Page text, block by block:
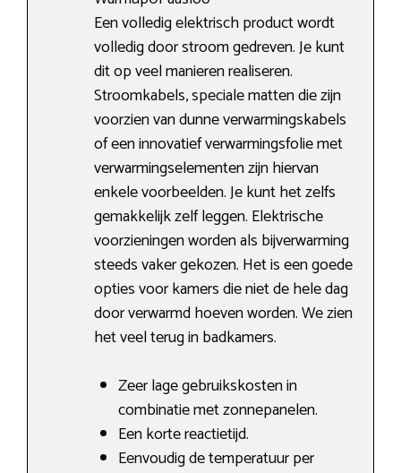
Een volledig elektrisch product wordt
volledig door stroom gedreven. Je kunt
dit op veel manieren realiseren.
Stroomkabels, speciale matten die zijn
voorzien van dunne verwarmingskabels
of een innovatief verwarmingsfolie met
verwarmingselementen zijn hiervan
enkele voorbeelden. Je kunt het zelfs
gemakkelijk zelf leggen. Elektrische
voorzieningen worden als bijverwarming
steeds vaker gekozen. Het is een goede
opties voor kamers die niet de hele dag
door verwarmd hoeven worden. We zien
het veel terug in badkamers.
Zeer lage gebruikskosten in
combinatie met zonnepanelen.
Een korte reactietijd.
Eenvoudig de temperatuur per